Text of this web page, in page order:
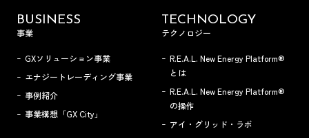
BUSINESS
事業
GXソリューション事業
エナジートレーディング事業
事例紹介
事業構想「GX City」
TECHNOLOGY
テクノロジー
R.E.A.L. New Energy Platform®
とは
R.E.A.L. New Energy Platform®
の操作
アイ・グリッド・ラボ